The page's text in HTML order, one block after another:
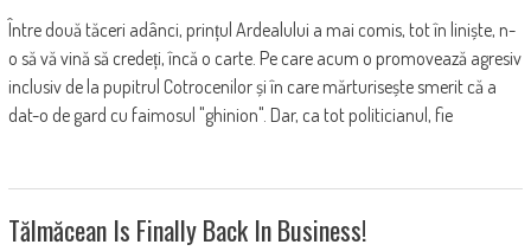
Între două tăceri adânci, prințul Ardealului a mai comis, tot în liniște, n-
o să vă vină să credeți, încă o carte. Pe care acum o promovează agresiv
inclusiv de la pupitrul Cotrocenilor și în care mărturisește smerit că a
dat-o de gard cu faimosul "ghinion". Dar, ca tot politicianul, fie
Tălmăcean Is Finally Back In Business!